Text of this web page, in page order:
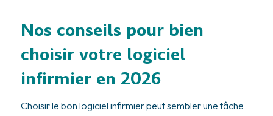
Nos conseils pour bien
choisir votre logiciel
infirmier en 2026
Choisir le bon logiciel infirmier peut sembler une tâche